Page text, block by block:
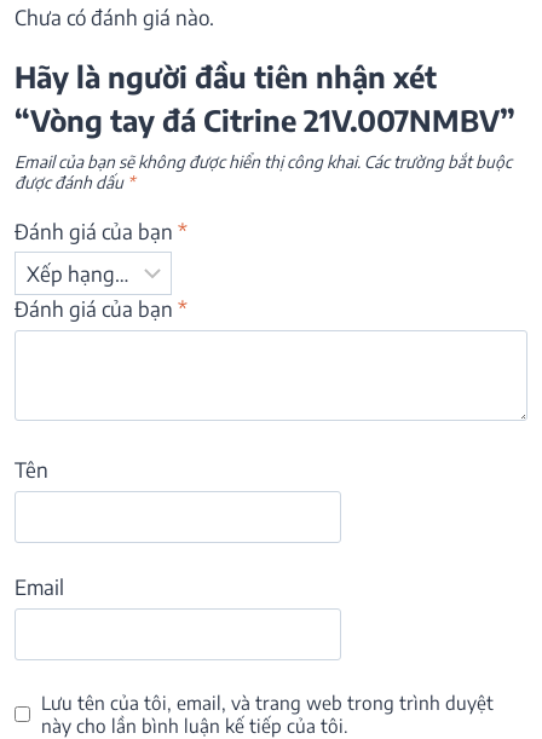
Chưa có đánh giá nào.
Hãy là người đầu tiên nhận xét
“Vòng tay đá Citrine 21V.007NMBV”
Email của bạn sẽ không được hiển thị công khai. Các trường bắt buộc
được đánh dấu *
Đánh giá của bạn *
Đánh giá của bạn *
Tên
Email
Lưu tên của tôi, email, và trang web trong trình duyệt
này cho lần bình luận kế tiếp của tôi.